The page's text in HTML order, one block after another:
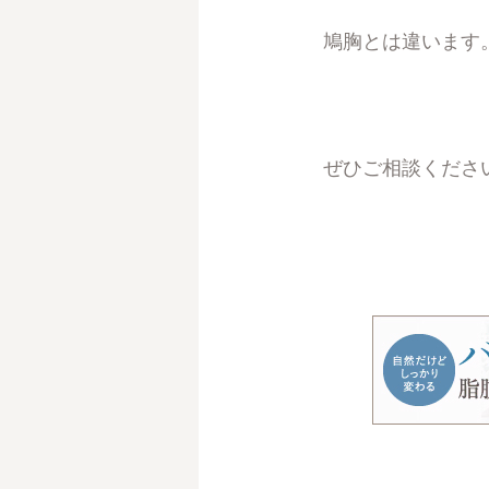
鳩胸とは違います
ぜひご相談くださ